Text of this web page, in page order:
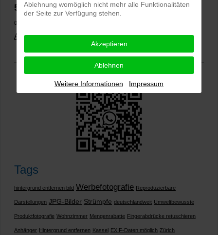
5,0⭐⭐⭐⭐⭐ bei144 Google-Rezensionen (Stand
02.01.2026)
Alle Rezensionen ansehen|Bewertung abgeben
Tags
hintergrund entfernen bild Werbefotografie Reproduzierbare
Darstellungen JPG-Bilder Strümpfe deutschlandweit Umweltbewusste
Produktfotografie Wohnzimmer Mengenrabatte Fingerabdrücke retuschieren
Anhänger Hintergrund entfernen Kassel EXIF-Daten möglich Zürich
Ablehnung womöglich nicht mehr alle Funktionalitäten
der Seite zur Verfügung stehen.
Akzeptieren
Ablehnen
Weitere Informationen Impressum